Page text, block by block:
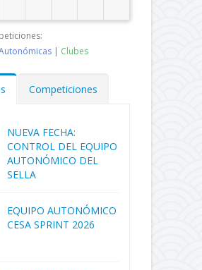
| Clubes
Competiciones
NUEVA FECHA:
CONTROL DEL EQUIPO
AUTONÓMICO DEL
SELLA
EQUIPO AUTONÓMICO
CESA SPRINT 2026